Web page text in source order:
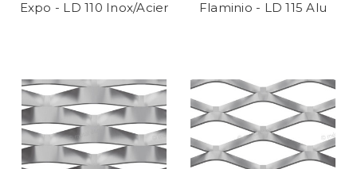
Expo - LD 110 Inox/Acier Flaminio - LD 115 Alu